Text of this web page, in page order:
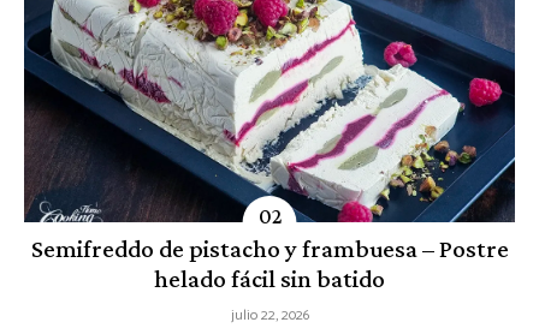
Semifreddo de pistacho y frambuesa – Postre
helado fácil sin batido
julio 22, 2026